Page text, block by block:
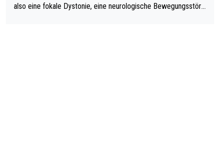
also eine fokale Dystonie, eine neurologische Bewegungsstöru